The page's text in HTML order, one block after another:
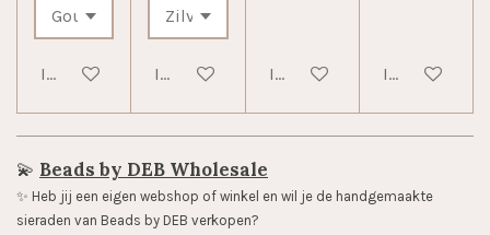
In winkelwagenIn winkelwagenIn winkelwagenIn
💫 Beads by DEB Wholesale
✨️ Heb jij een eigen webshop of winkel en wil je de handgemaakte
sieraden van Beads by DEB verkopen?